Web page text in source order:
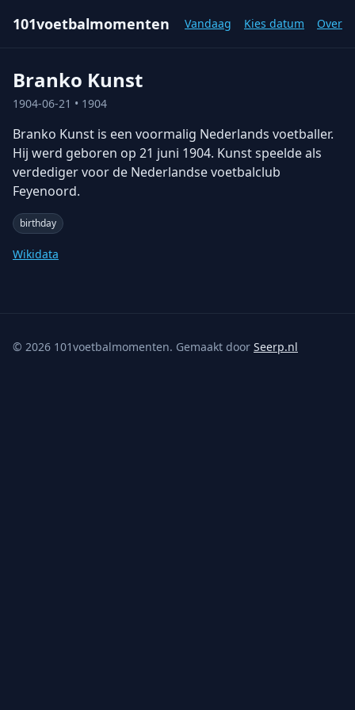
101voetbalmomenten Vandaag Kies datum Over
Branko Kunst
1904-06-21 • 1904
Branko Kunst is een voormalig Nederlands voetballer.
Hij werd geboren op 21 juni 1904. Kunst speelde als
verdediger voor de Nederlandse voetbalclub
Feyenoord.
birthday
Wikidata
© 2026 101voetbalmomenten. Gemaakt door Seerp.nl